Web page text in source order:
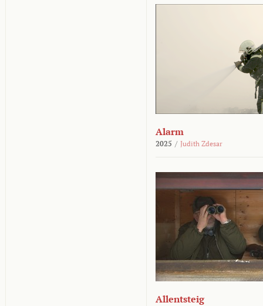
Alarm
2025 / Judith Zdesar
Allentsteig